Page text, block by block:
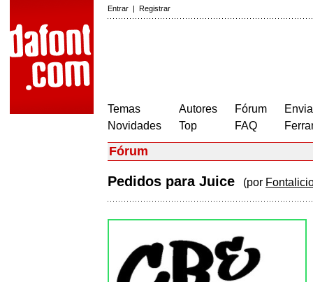
Entrar | Registrar
Temas
Novidades
Autores
Top
Fórum
FAQ
Fórum
Pedidos para Juice (por